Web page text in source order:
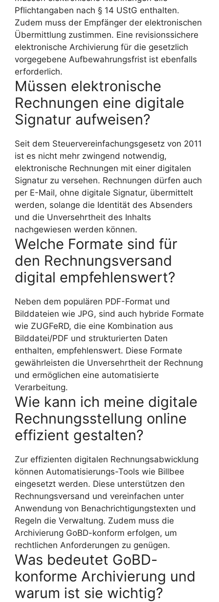
Pflichtangaben nach § 14 UStG enthalten.
Zudem muss der Empfänger der elektronischen
Übermittlung zustimmen. Eine revisionssichere
elektronische Archivierung für die gesetzlich
vorgegebene Aufbewahrungsfrist ist ebenfalls
erforderlich.
Müssen elektronische
Rechnungen eine digitale
Signatur aufweisen?
Seit dem Steuervereinfachungsgesetz von 2011
ist es nicht mehr zwingend notwendig,
elektronische Rechnungen mit einer digitalen
Signatur zu versehen. Rechnungen dürfen auch
per E-Mail, ohne digitale Signatur, übermittelt
werden, solange die Identität des Absenders
und die Unversehrtheit des Inhalts
nachgewiesen werden können.
Welche Formate sind für
den Rechnungsversand
digital empfehlenswert?
Neben dem populären PDF-Format und
Bilddateien wie JPG, sind auch hybride Formate
wie ZUGFeRD, die eine Kombination aus
Bilddatei/PDF und strukturierten Daten
enthalten, empfehlenswert. Diese Formate
gewährleisten die Unversehrtheit der Rechnung
und ermöglichen eine automatisierte
Verarbeitung.
Wie kann ich meine digitale
Rechnungsstellung online
effizient gestalten?
Zur effizienten digitalen Rechnungsabwicklung
können Automatisierungs-Tools wie Billbee
eingesetzt werden. Diese unterstützen den
Rechnungsversand und vereinfachen unter
Anwendung von Benachrichtigungstexten und
Regeln die Verwaltung. Zudem muss die
Archivierung GoBD-konform erfolgen, um
rechtlichen Anforderungen zu genügen.
Was bedeutet GoBD-
konforme Archivierung und
warum ist sie wichtig?